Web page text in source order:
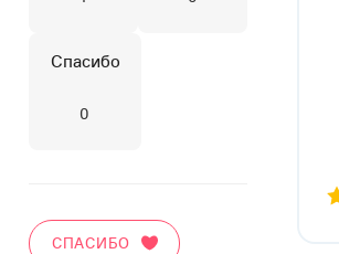
Спасибо
0
СПАСИБО